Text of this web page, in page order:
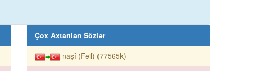
Çox Axtarılan Sözlər
naşî (Feil) (77565k)